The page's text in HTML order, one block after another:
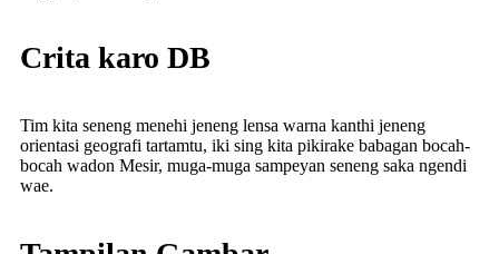
Crita karo DB
Tim kita seneng menehi jeneng lensa warna kanthi jeneng
orientasi geografi tartamtu, iki sing kita pikirake babagan bocah-
bocah wadon Mesir, muga-muga sampeyan seneng saka ngendi
wae.